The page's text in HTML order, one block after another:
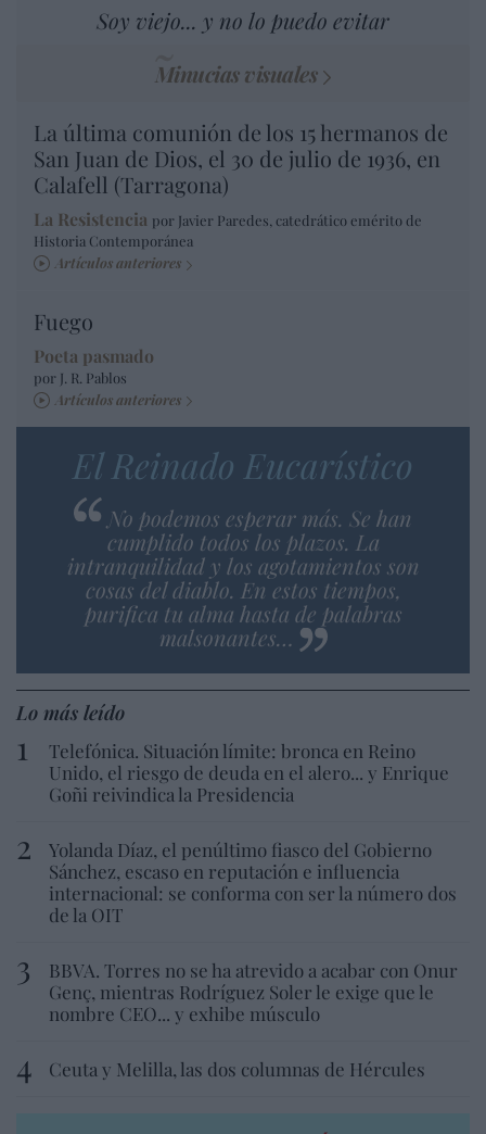
Soy viejo... y no lo puedo evitar
Minucias visuales
La última comunión de los 15 hermanos de
San Juan de Dios, el 30 de julio de 1936, en
Calafell (Tarragona)
La Resistencia por Javier Paredes, catedrático emérito de
Historia Contemporánea
Artículos anteriores
Fuego
Poeta pasmado
por J. R. Pablos
Artículos anteriores
El Reinado Eucarístico
No podemos esperar más. Se han
cumplido todos los plazos. La
intranquilidad y los agotamientos son
cosas del diablo. En estos tiempos,
purifica tu alma hasta de palabras
malsonantes…
Lo más leído
Telefónica. Situación límite: bronca en Reino
Unido, el riesgo de deuda en el alero... y Enrique
Goñi reivindica la Presidencia
Yolanda Díaz, el penúltimo fiasco del Gobierno
Sánchez, escaso en reputación e influencia
internacional: se conforma con ser la número dos
de la OIT
BBVA. Torres no se ha atrevido a acabar con Onur
Genç, mientras Rodríguez Soler le exige que le
nombre CEO... y exhibe músculo
Ceuta y Melilla, las dos columnas de Hércules